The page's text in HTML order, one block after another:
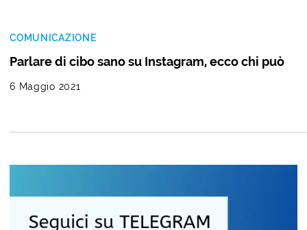
COMUNICAZIONE
Parlare di cibo sano su Instagram, ecco chi può
6 Maggio 2021